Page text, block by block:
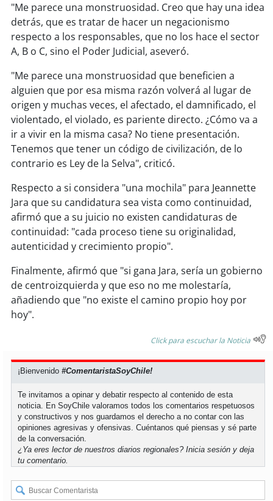
soy concepción
soycoronel
soy arauco
soytemuco
soy valdivia
soy osorno
soypuertomontt
soychiloé
"Me parece una monstruosidad. Creo que hay una idea
detrás, que es tratar de hacer un negacionismo
respecto a los responsables, que no los hace el sector
A, B o C, sino el Poder Judicial, aseveró.
"Me parece una monstruosidad que beneficien a
alguien que por esa misma razón volverá al lugar de
origen y muchas veces, el afectado, el damnificado, el
violentado, el violado, es pariente directo. ¿Cómo va a
ir a vivir en la misma casa? No tiene presentación.
Tenemos que tener un código de civilización, de lo
contrario es Ley de la Selva", criticó.
Respecto a si considera "una mochila" para Jeannette
Jara que su candidatura sea vista como continuidad,
afirmó que a su juicio no existen candidaturas de
continuidad: "cada proceso tiene su originalidad,
autenticidad y crecimiento propio".
Finalmente, afirmó que "si gana Jara, sería un gobierno
de centroizquierda y que eso no me molestaría,
añadiendo que "no existe el camino propio hoy por
hoy".
Click para escuchar la Noticia
¡Bienvenido#ComentaristaSoyChile!
Te invitamos a opinar y debatir respecto al contenido de esta
noticia. En SoyChile valoramos todos los comentarios respetuosos
y constructivos y nos guardamos el derecho a no contar con las
opiniones agresivas y ofensivas. Cuéntanos qué piensas y sé parte
de la conversación.
¿Ya eres lector de nuestros diarios regionales?Inicia sesión y deja
tu comentario.